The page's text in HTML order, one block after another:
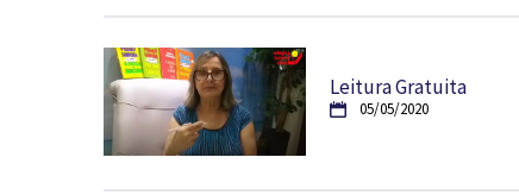
Leitura Gratuita
05/05/2020